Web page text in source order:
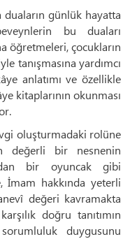
duaların günlük hayatta
bu duaları
öğretmeleri, çocukların
tanışmasına yardımcı
anlatımı ve özellikle
kitaplarının okunması
oluşturmadaki rolüne
değerli bir nesnenin
bir oyuncak gibi
İmam hakkında yeterli
değeri kavramakta
doğru tanıtımın
duygusunu